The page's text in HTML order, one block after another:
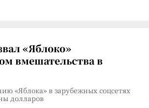
«Яблоко»
вмешательства в
«Яблока» в зарубежных соцсетях
долларов